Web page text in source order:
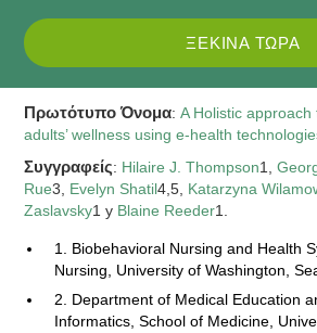
ΞΕΚΊΝΑ ΤΏΡΑ
Πρωτότυπο Όνομα:A Holistic
adults’ wellness using e-health
Συγγραφείς: Hilaire J. Thompson1,
Rue3, Evelyn Shatil4,5, Katarzyna
Zaslavsky1 y Blaine Reeder1.
1. Biobehavioral Nursing and Health
Nursing, University of Washington,
2. Department of Medical Education
Informatics, School of Medicine,